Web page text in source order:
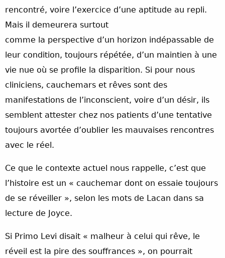
rencontré, voire l’exercice d’une aptitude au repli.
Mais il demeurera surtout
comme la perspective d’un horizon indépassable de
leur condition, toujours répétée, d’un maintien à une
vie nue où se profile la disparition. Si pour nous
cliniciens, cauchemars et rêves sont des
manifestations de l’inconscient, voire d’un désir, ils
semblent attester chez nos patients d’une tentative
toujours avortée d’oublier les mauvaises rencontres
avec le réel.
Ce que le contexte actuel nous rappelle, c’est que
l’histoire est un « cauchemar dont on essaie toujours
de se réveiller », selon les mots de Lacan dans sa
lecture de Joyce.
Si Primo Levi disait « malheur à celui qui rêve, le
réveil est la pire des souffrances », on pourrait